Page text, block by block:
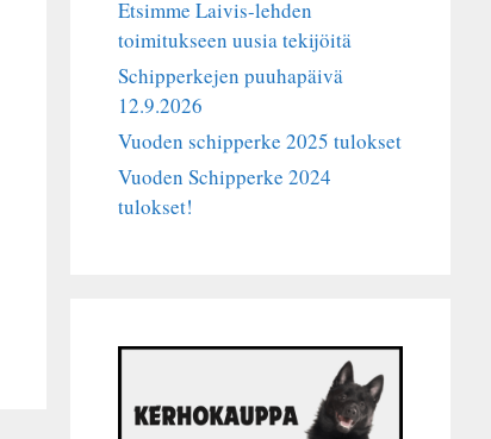
Etsimme Laivis-lehden
toimitukseen uusia tekijöitä
Schipperkejen puuhapäivä
12.9.2026
Vuoden schipperke 2025 tulokset
Vuoden Schipperke 2024
tulokset!